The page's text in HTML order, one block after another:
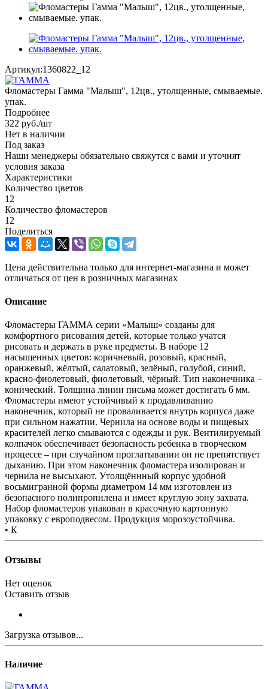
Артикул:1360822_12
Фломастеры Гамма "Малыш", 12цв., утолщенные, смываемые.
упак.
Подробнее
322 руб./шт
Нет в наличии
Под заказ
Наши менеджеры обязательно свяжутся с вами и уточнят
условия заказа
Характеристики
Количество цветов
12
Количество фломастеров
12
Поделиться
Цена действительна только для интернет-магазина и может
отличаться от цен в розничных магазинах
Описание
Фломастеры ГАММА серии «Малыш» созданы для
комфортного рисования детей, которые только учатся
рисовать и держать в руке предметы. В наборе 12
насыщенных цветов: коричневый, розовый, красный,
оранжевый, жёлтый, салатовый, зелёный, голубой, синий,
красно-фиолетовый, фиолетовый, чёрный. Тип наконечника –
конический. Толщина линии письма может достигать 6 мм.
Фломастеры имеют устойчивый к продавливанию
наконечник, который не проваливается внутрь корпуса даже
при сильном нажатии. Чернила на основе воды и пищевых
красителей легко смываются с одежды и рук. Вентилируемый
колпачок обеспечивает безопасность ребенка в творческом
процессе – при случайном проглатывании он не препятствует
дыханию. При этом наконечник фломастера изолирован и
чернила не высыхают. Утолщённный корпус удобной
восьмигранной формы диаметром 14 мм изготовлен из
безопасного полипропилена и имеет круглую зону захвата.
Набор фломастеров упакован в красочную картонную
упаковку с европодвесом. Продукция морозоустойчива.
• К
Отзывы
Нет оценок
Оставить отзыв
Загрузка отзывов...
Наличие